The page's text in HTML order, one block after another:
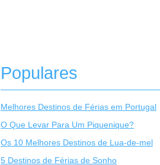
Populares
Melhores Destinos de Férias em Portugal
O Que Levar Para Um Piquenique?
Os 10 Melhores Destinos de Lua-de-mel
5 Destinos de Férias de Sonho